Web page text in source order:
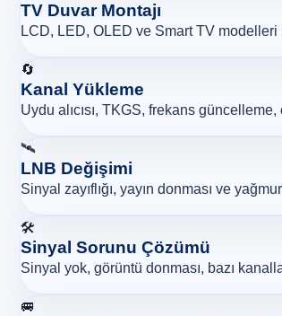
TV Duvar Montajı
LCD, LED, OLED ve Smart TV
🔄
Kanal Yükleme
Uydu alıcısı, TKGS, frekans
🛰️
LNB Değişimi
Sinyal zayıflığı, yayın donması ve
🛠️
Sinyal Sorunu Çözümü
Sinyal yok, görüntü donması, bazı
🚐